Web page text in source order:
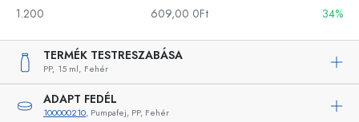
1.200
609,00 0Ft 34%
TERMÉK TESTRESZABÁSA
PP, 15 ml, Fehér
ADAPT FEDÉL
100000210, Pumpafej, PP, Fehér